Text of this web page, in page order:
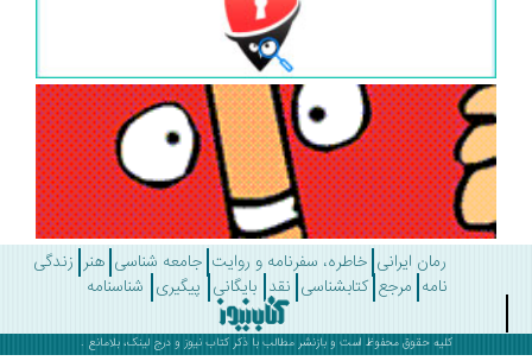
رمان ایرانی خاطره، سفرنامه و روایت جامعه شناسی هنر زندگی
نامه مرجع کتابشناسی نقد بایگانی پیگیری شناسنامه
کلیه حقوق محفوظ است و بازنشر مطالب با ذکرکتاب نیوز و درج لینک، بلامانع .